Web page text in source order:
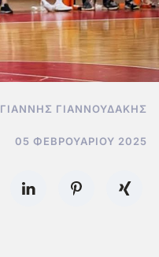
ΓΙΆΝΝΗΣ ΓΙΑΝΝΟΥΔΆΚΗΣ
05 ΦΕΒΡΟΥΑΡΊΟΥ 2025